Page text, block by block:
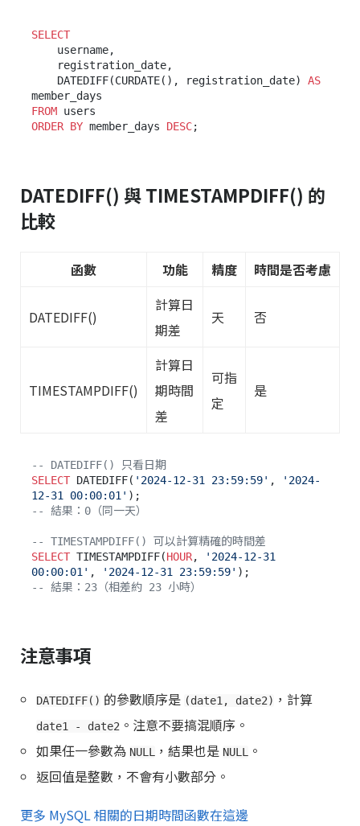
SELECT
    DATEDIFF(CURDATE(), registration_date)
AS
FROM
ORDER BY member_days DESC
DATEDIFF() 與 TIMESTAMPDIFF() 的
比較
函數 功能 精度 時間是否考慮
DATEDIFF()
計算日
期差
天 否
TIMESTAMPDIFF()
計算日
期時間
差
可指
定
是
-- DATEDIFF() 只看日期
SELECT DATEDIFF( '2024-12-31 23:59:59' ,
'2024-
12-31 00:00:01'
-- 結果：0（同一天）
-- TIMESTAMPDIFF() 可以計算精確的時間差
SELECT TIMESTAMPDIFF(HOUR,
'2024-12-31
00:00:01' , '2024-12-31 23:59:59'
-- 結果：23（相差約 23 小時）
注意事項
DATEDIFF() 的參數順序是 (date1, date2) ，計算
date1 - date2 。注意不要搞混順序。
如果任一參數為 NULL ，結果也是 NULL
。
返回值是整數，不會有小數部分。
更多 MySQL 相關的日期時間函數在這邊